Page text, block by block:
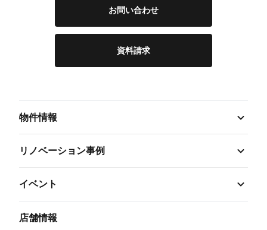
お問い合わせ
資料請求
物件情報
リノベーション事例
イベント
店舗情報